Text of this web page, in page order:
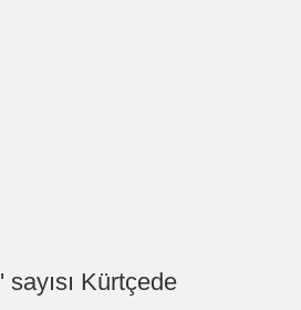
' sayısı Kürtçede